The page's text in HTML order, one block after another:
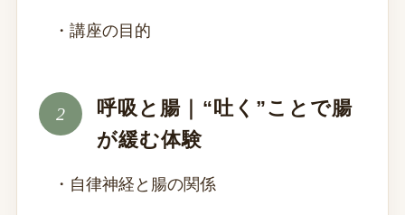
・講座の目的
呼吸と腸｜“吐く”ことで腸
が緩む体験
・自律神経と腸の関係